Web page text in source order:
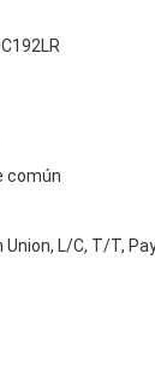
común
L/C, T/T,